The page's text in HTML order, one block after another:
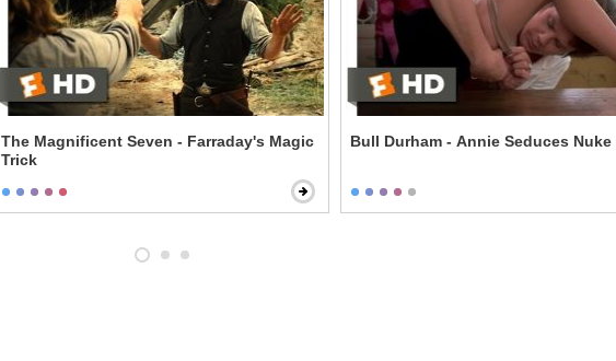
The Magnificent Seven - Farraday's Magic
Trick
Bull Durham - Annie Seduces Nuke